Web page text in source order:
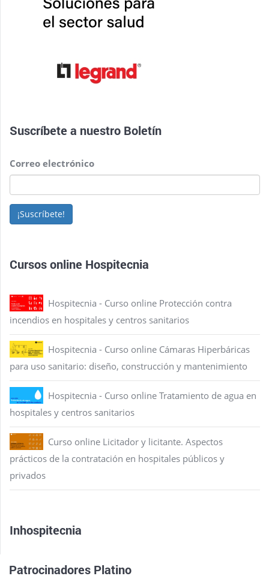
Suscríbete a nuestro Boletín
Correo electrónico
¡Suscríbete!
Cursos online Hospitecnia
Hospitecnia - Curso online Protección contra
incendios en hospitales y centros sanitarios
Hospitecnia - Curso online Cámaras Hiperbáricas
para uso sanitario: diseño, construcción y mantenimiento
Hospitecnia - Curso online Tratamiento de agua en
hospitales y centros sanitarios
Curso online Licitador y licitante. Aspectos
prácticos de la contratación en hospitales públicos y
privados
Inhospitecnia
Patrocinadores Platino